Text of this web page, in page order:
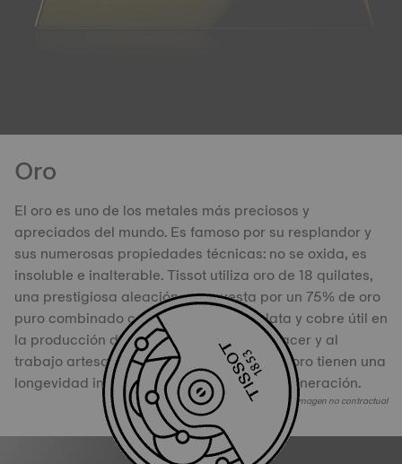
Oro
El oro es uno de los metales más preciosos y
apreciados del mundo. Es famoso por su resplandor y
sus numerosas propiedades técnicas: no se oxida, es
insoluble e inalterable. Tissot utiliza oro de 18 quilates,
una prestigiosa aleación compuesta por un 75% de oro
puro combinado con una mezcla de plata y cobre útil en
la producción de oro. Gracias al saber hacer y al
trabajo artesanal de Tissot, los relojes de oro tienen una
longevidad inigualable, generación tras generación.
Imagen no contractual